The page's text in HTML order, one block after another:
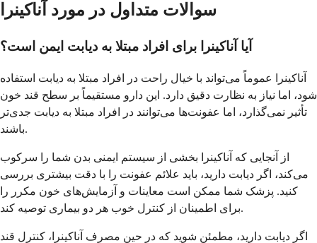
سوالات متداول در مورد آناکینرا
آیا آناکینرا برای افراد مبتلا به دیابت ایمن است؟
آناکینرا عموماً می‌تواند با خیال راحت در افراد مبتلا به دیابت استفاده
شود، اما نیاز به نظارت دقیق دارد. این دارو مستقیماً بر سطح قند خون
تأثیر نمی‌گذارد، اما عفونت‌ها می‌توانند در افراد مبتلا به دیابت جدی‌تر
باشند.
از آنجایی که آناکینرا بخشی از سیستم ایمنی بدن شما را سرکوب
می‌کند، اگر دیابت دارید، باید علائم عفونت را با دقت بیشتری بررسی
کنید. پزشک شما ممکن است معاینات و آزمایش‌های خون مکرر را
برای اطمینان از کنترل خوب هر دو بیماری توصیه کند.
اگر دیابت دارید، مطمئن شوید که در حین مصرف آناکینرا، کنترل قند